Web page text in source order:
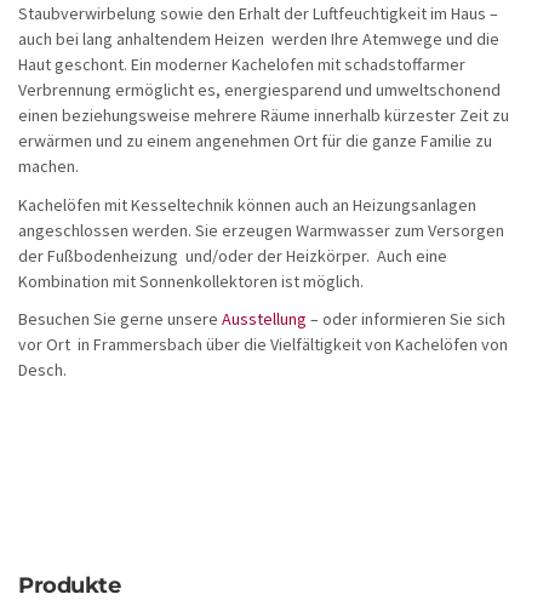
Staubverwirbelung sowie den Erhalt der Luftfeuchtigkeit im Haus –
auch bei lang anhaltendem Heizen werden Ihre Atemwege und die
Haut geschont. Ein moderner Kachelofen mit schadstoffarmer
Verbrennung ermöglicht es, energiesparend und umweltschonend
einen beziehungsweise mehrere Räume innerhalb kürzester Zeit zu
erwärmen und zu einem angenehmen Ort für die ganze Familie zu
machen.
Kachelöfen mit Kesseltechnik können auch an Heizungsanlagen
angeschlossen werden. Sie erzeugen Warmwasser zum Versorgen
der Fußbodenheizung und/oder der Heizkörper. Auch eine
Kombination mit Sonnenkollektoren ist möglich.
Besuchen Sie gerne unsere Ausstellung – oder informieren Sie sich
vor Ort in Frammersbach über die Vielfältigkeit von Kachelöfen von
Desch.
Produkte